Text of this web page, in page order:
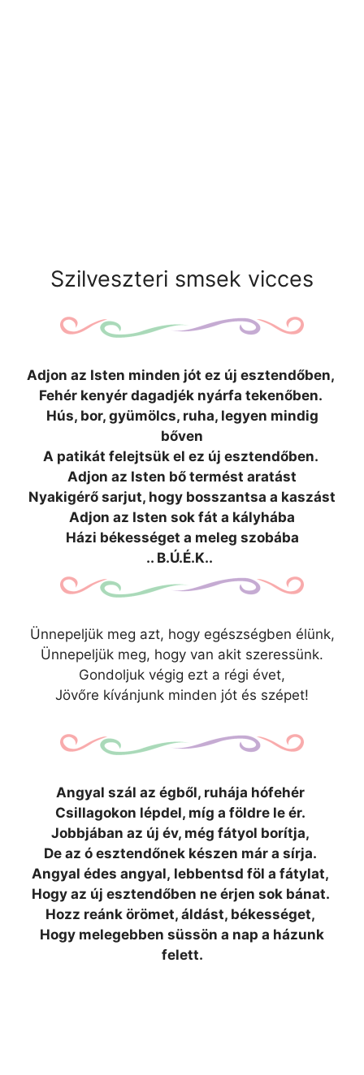
Szilveszteri smsek vicces
Adjon az Isten minden jót ez új esztendőben,
Fehér kenyér dagadjék nyárfa tekenőben.
Hús, bor, gyümölcs, ruha, legyen mindig
bőven
A patikát felejtsük el ez új esztendőben.
Adjon az Isten bő termést aratást
Nyakigérő sarjut, hogy bosszantsa a kaszást
Adjon az Isten sok fát a kályhába
Házi békességet a meleg szobába
.. B.Ú.É.K..
Ünnepeljük meg azt, hogy egészségben élünk,
Ünnepeljük meg, hogy van akit szeressünk.
Gondoljuk végig ezt a régi évet,
Jövőre kívánjunk minden jót és szépet!
Angyal szál az égből, ruhája hófehér
Csillagokon lépdel, míg a földre le ér.
Jobbjában az új év, még fátyol borítja,
De az ó esztendőnek készen már a sírja.
Angyal édes angyal, lebbentsd föl a fátylat,
Hogy az új esztendőben ne érjen sok bánat.
Hozz reánk örömet, áldást, békességet,
Hogy melegebben süssön a nap a házunk
felett.